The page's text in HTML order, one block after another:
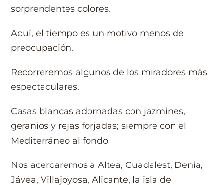
sorprendentes colores.
Aquí, el tiempo es un motivo menos de
preocupación.
Recorreremos algunos de los miradores más
espectaculares.
Casas blancas adornadas con jazmines,
geranios y rejas forjadas; siempre con el
Mediterráneo al fondo.
Nos acercaremos a Altea, Guadalest, Denia,
Jávea, Villajoyosa, Alicante, la isla de